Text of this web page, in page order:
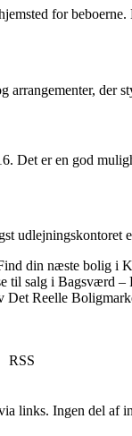
for
der
Det er en god
din næste bolig i
til salg i Bagsværd –
Det Reelle
RSS
links. Ingen del af